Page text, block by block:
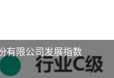
有限公司发展指数